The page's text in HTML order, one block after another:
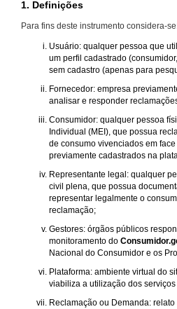
1. Definições
Para fins deste instrumento considera-
Usuário: qualquer pessoa que
um perfil cadastrado
sem cadastro (apenas para
Fornecedor: empresa
analisar e responder
Consumidor: qualquer pessoa
Individual (MEI), que possua
de consumo vivenciados em
previamente cadastrados na
Representante legal: qualquer
civil plena, que possua
representar legalmente o
reclamação;
Gestores: órgãos públicos
monitoramento do
Nacional do Consumidor e os
Plataforma: ambiente virtual do
viabiliza a utilização dos
Reclamação ou Demanda: